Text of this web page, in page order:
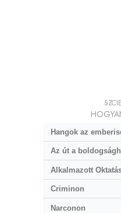
Hangok az
Az út a
Alkalmazott
Criminon
Narconon